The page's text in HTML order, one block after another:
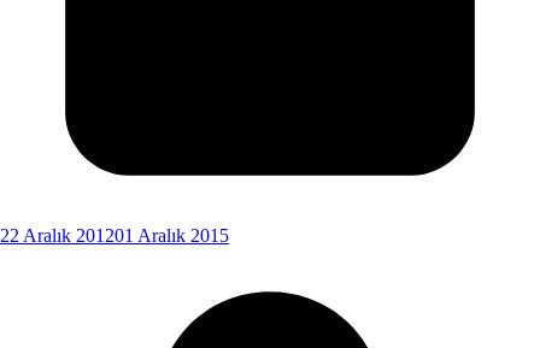
22 Aralık 201201 Aralık 2015